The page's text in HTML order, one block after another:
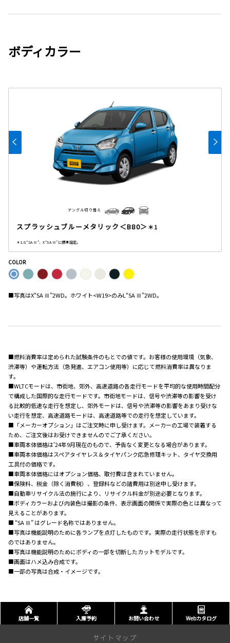
ボディカラー
スプラッシュブルーメタリック＜B80＞ ＊1
＊1. G“SA Ⅲ”、X“SA Ⅲ”に標準設定。
アングル切り替え
COLOR
■写真はX“SA Ⅲ”2WD。ホワイト<W19>のみL“SA Ⅲ”2WD。
■燃料消費率は定められた試験条件のもとでの値です。お客様の使用環境（気象、
渋滞等）や運転方法（急発進、エアコン使用等）に応じて燃料消費率は異なりま
す。
■WLTCモードは、市街地、郊外、高速道路の各走行モードを平均的な使用時間配分
で構成した国際的な走行モードです。市街地モードは、信号や渋滞等の影響を受け
る比較的低速な走行を想定し、郊外モードは、信号や渋滞等の影響をあまり受けな
い走行を想定、高速道路モードは、高速道路等での走行を想定しています。
■「メーカーオプション」はご注文時に申し受けます。メーカーの工場で装着する
ため、ご注文後はお受けできませんのでご了承ください。
■車両本体価格は'24年9月現在のもので、予告なく変更となる場合があります。
■車両本体価格はスペアタイヤレス＆タイヤパンク応急修理キット、タイヤ交換用
工具付の価格です。
■車両本体価格にはオプション価格、取付費は含まれていません。
■保険料、税金（除く消費税）、登録料などの諸費用は別途申し受けます。
■自動車リサイクル法の施行により、リサイクル料金が別途必要となります。
■ボディカラーおよび内装色は撮影の条件、表示画面の関係で実際の色とは異なって
見えることがあります。
■ “SA Ⅲ” はグレード名称ではありません。
■写真は機能説明のために各ランプを点灯したものです。実際の走行状態を示すも
のではありません。
■写真は機能説明のためにボディの一部を切断したカットモデルです。
■画面はハメ込み合成です。
■一部の写真は合成・イメージです。
店舗一覧 入庫予約 お問い合わせ Webカタログ
サイトマップ